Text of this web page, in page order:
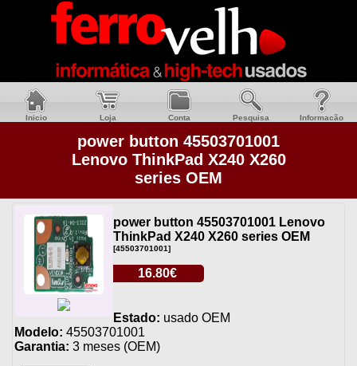
Inicio Loja Conta Pesquisa Informacão
power button 45503701001
Lenovo ThinkPad X240 X260
series OEM
power button 45503701001 Lenovo
ThinkPad X240 X260 series OEM
[45503701001]
16.80€
Estado: usado OEM
Modelo: 45503701001
Garantia: 3 meses (OEM)